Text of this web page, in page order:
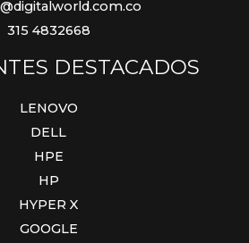
315 4832668
DESTACADOS
LENOVO
DELL
HPE
HP
HYPER X
GOOGLE